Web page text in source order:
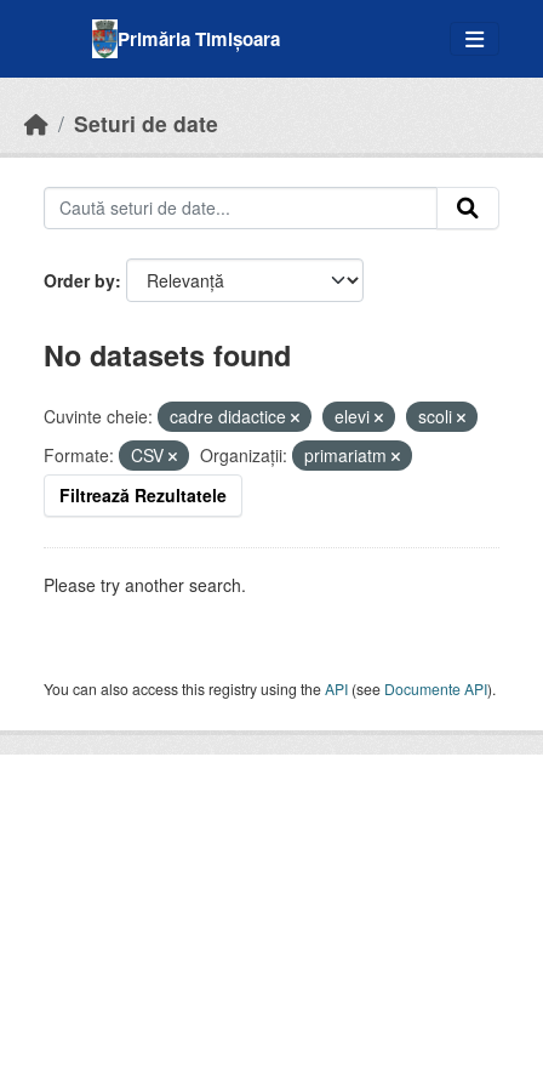
Primăria Timișoara
Seturi de date
Order by
No datasets found
Cuvinte cheie: cadre didactice elevi
scoli
Formate:
CSV Organizații:
primariatm
Filtrează Rezultatele
Please try another search.
You can also access this registry using theAPI (see Documente API).